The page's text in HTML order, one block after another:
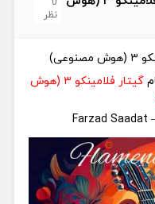
0
نظر
گیتار فلامینکو ۳ (هوش
Farzad Saadat